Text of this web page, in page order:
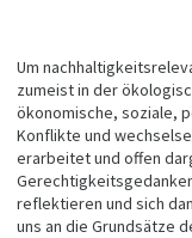
Um
zumeist in der
ökonomische, soziale,
Konflikte und
erarbeitet und offen
reflektieren und sich
uns an die Grundsätze